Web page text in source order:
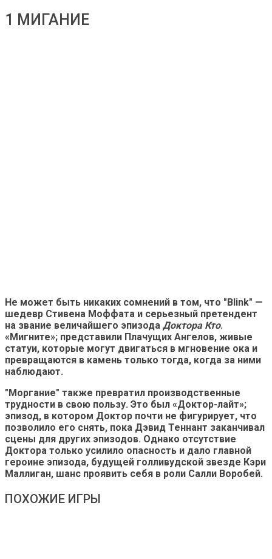
1 МИГАНИЕ
Не может быть никаких сомнений в том, что "Blink" —
шедевр Стивена Моффата и серьезный претендент
на звание величайшего эпизода Доктора Кто.
«Мигните»; представили Плачущих Ангелов, живые
статуи, которые могут двигаться в мгновение ока и
превращаются в камень только тогда, когда за ними
наблюдают.
"Моргание" также превратил производственные
трудности в свою пользу. Это был «Доктор-лайт»;
эпизод, в котором Доктор почти не фигурирует, что
позволило его снять, пока Дэвид Теннант заканчивал
сцены для других эпизодов. Однако отсутствие
Доктора только усилило опасность и дало главной
героине эпизода, будущей голливудской звезде Кэри
Маллиган, шанс проявить себя в роли Салли Воробей.
ПОХОЖИЕ ИГРЫ